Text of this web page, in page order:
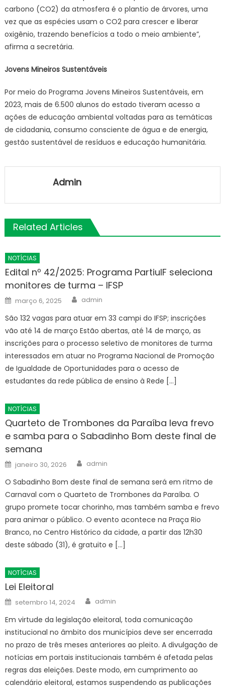
carbono (CO2) da atmosfera é o plantio de árvores, uma
vez que as espécies usam o CO2 para crescer e liberar
oxigênio, trazendo benefícios a todo o meio ambiente”,
afirma a secretária.
Jovens Mineiros Sustentáveis
Por meio do Programa Jovens Mineiros Sustentáveis, em
2023, mais de 6.500 alunos do estado tiveram acesso a
ações de educação ambiental voltadas para as temáticas
de cidadania, consumo consciente de água e de energia,
gestão sustentável de resíduos e educação humanitária.
Admin
Related Articles
NOTÍCIAS
Edital nº 42/2025: Programa PartiuIF seleciona
monitores de turma – IFSP
Posted
on
março 6, 2025 Author
admin
São 132 vagas para atuar em 33 campi do IFSP; inscrições
vão até 14 de março Estão abertas, até 14 de março, as
inscrições para o processo seletivo de monitores de turma
interessados em atuar no Programa Nacional de Promoção
de Igualdade de Oportunidades para o acesso de
estudantes da rede pública de ensino à Rede […]
NOTÍCIAS
Quarteto de Trombones da Paraíba leva frevo
e samba para o Sabadinho Bom deste final de
semana
Posted
on
janeiro 30, 2026 Author
admin
O Sabadinho Bom deste final de semana será em ritmo de
Carnaval com o Quarteto de Trombones da Paraíba. O
grupo promete tocar chorinho, mas também samba e frevo
para animar o público. O evento acontece na Praça Rio
Branco, no Centro Histórico da cidade, a partir das 12h30
deste sábado (31), é gratuito e […]
NOTÍCIAS
Lei Eleitoral
Posted
on
setembro 14, 2024 Author
admin
Em virtude da legislação eleitoral, toda comunicação
institucional no âmbito dos municípios deve ser encerrada
no prazo de três meses anteriores ao pleito. A divulgação de
notícias em portais institucionais também é afetada pelas
regras das eleições. Deste modo, em cumprimento ao
calendário eleitoral, estamos suspendendo as publicações